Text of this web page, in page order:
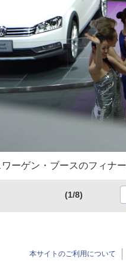
ーゲン・ブースのフィナ
(1/8)
本サイトのご利用について